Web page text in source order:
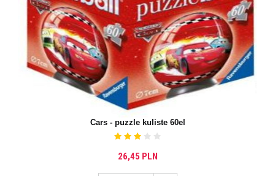
Cars - puzzle kuliste 60el
26,45 PLN